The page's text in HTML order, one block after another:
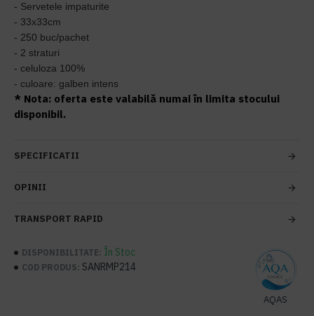
- Servetele impaturite
- 33x33cm
- 250 buc/pachet
- 2 straturi
- celuloza 100%
- culoare: galben intens
* Nota: oferta este valabilă numai în limita stocului
disponibil.
SPECIFICATII
OPINII
TRANSPORT RAPID
DISPONIBILITATE: În Stoc
COD PRODUS: SANRMP214
AQAS